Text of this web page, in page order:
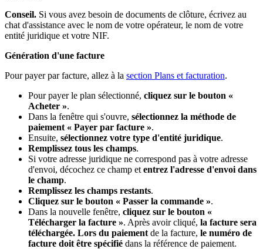
Conseil. Si vous avez besoin de documents de clôture, écrivez au
chat d'assistance avec le nom de votre opérateur, le nom de votre
entité juridique et votre NIF.
Génération d'une facture
Pour payer par facture, allez à la section Plans et facturation.
Pour payer le plan sélectionné, cliquez sur le bouton «
Acheter ».
Dans la fenêtre qui s'ouvre, sélectionnez la méthode de
paiement « Payer par facture ».
Ensuite, sélectionnez votre type d'entité juridique.
Remplissez tous les champs.
Si votre adresse juridique ne correspond pas à votre adresse
d'envoi, décochez ce champ et entrez l'adresse d'envoi dans
le champ.
Remplissez les champs restants.
Cliquez sur le bouton « Passer la commande ».
Dans la nouvelle fenêtre, cliquez sur le bouton «
Télécharger la facture ». Après avoir cliqué, la facture sera
téléchargée. Lors du paiement de la facture, le numéro de
facture doit être spécifié dans la référence de paiement.